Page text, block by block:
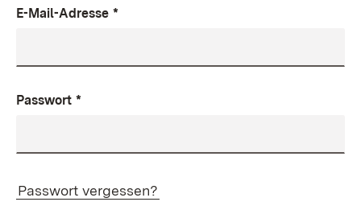
E-Mail-Adresse *
Passwort *
Passwort vergessen?